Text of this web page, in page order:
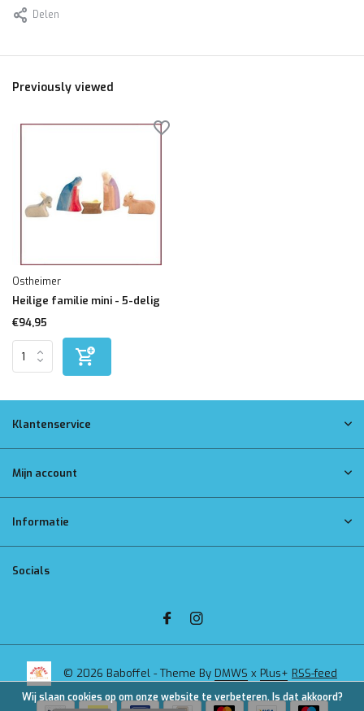
Delen
Previously viewed
Ostheimer
Heilige familie mini - 5-delig
€94,95
Klantenservice
Mijn account
Informatie
Socials
© 2026 Baboffel - Theme By DMWS x Plus+ RSS-feed
Wij slaan cookies op om onze website te verbeteren. Is dat akkoord?